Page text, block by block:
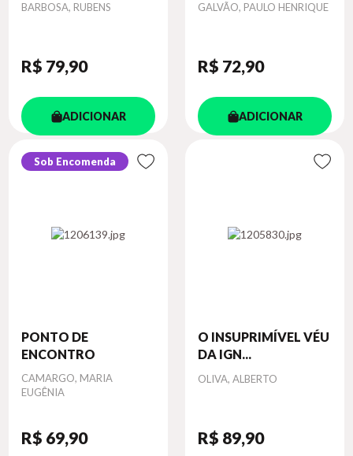
Autor
BARBOSA, RUBENS
R$ 79,90
ADICIONAR
Autor
GALVÃO, PAULO HENRIQUE
R$ 72,90
ADICIONAR
Sob Encomenda
PONTO DE
ENCONTRO
Autor
CAMARGO, MARIA
EUGÊNIA
R$ 69,90
O INSUPRIMÍVEL VÉU
DA IGN...
Autor
OLIVA, ALBERTO
R$ 89,90